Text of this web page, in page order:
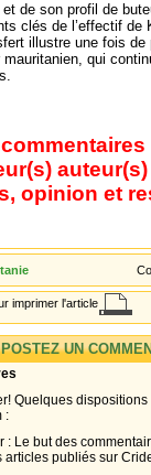
de son profil de
clés de l’effectif de
illustre une fois de
qui
opinion et
imprimer l'article
POSTEZ UN
Quelques
:
: Le but des
articles publiés sur